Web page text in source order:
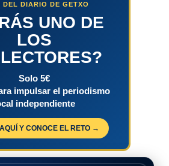
DEL DIARIO DE GETXO
UNO DE
LOS
Solo 5€
impulsar el periodismo
independiente
Y CONOCE EL RETO →